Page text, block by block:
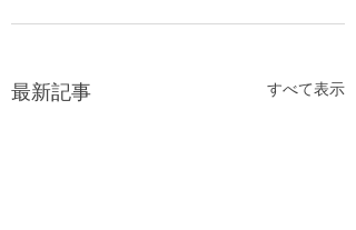
最新記事 すべて表示